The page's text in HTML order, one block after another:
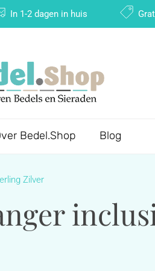
In 1-2 dagen in huis
Bedel.Shop Blog
Zilver